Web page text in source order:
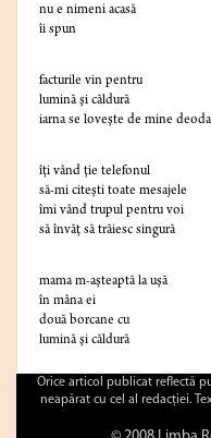
nu e nimeni acasă
îi spun
facturile vin pentru
lumină şi căldură
iarna se loveşte de mine
îţi vând ţie telefonul
să-mi citeşti toate mesajele
îmi vând trupul pentru voi
să învăţ să trăiesc singură
mama m-aşteaptă la uşă
în mâna ei
două borcane cu
lumină şi căldură
Orice articol publicat reflectă
neapărat cu cel al redacţiei.